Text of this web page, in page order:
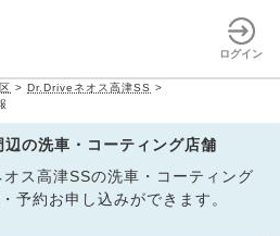
ログイン
> Dr.Driveネオス高津SS >
の洗車・コーティング店舗
ス高津SSの洗車・コーティング
予約お申し込みができます。